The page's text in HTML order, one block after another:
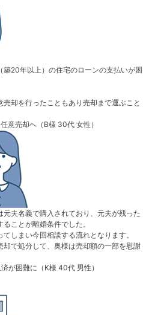
20年以上）の住宅のローンの支払いが困
却を行ったこともあり売却まで運ぶこと
意売却へ （B様 30代 女性）
夫名義で購入されており、元夫が残った
ことが離婚条件でした。
しまい今回相談する流れとなります。
で処分して、奥様は売却額の一部を慰謝
が困難に （K様 40代 男性）